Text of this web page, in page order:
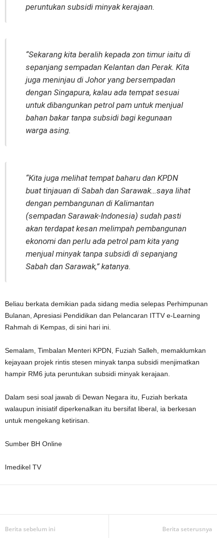
peruntukan subsidi minyak kerajaan.
“Sekarang kita beralih kepada zon timur iaitu di
sepanjang sempadan Kelantan dan Perak. Kita
juga meninjau di Johor yang bersempadan
dengan Singapura, kalau ada tempat sesuai
untuk dibangunkan petrol pam untuk menjual
bahan bakar tanpa subsidi bagi kegunaan
warga asing.
“Kita juga melihat tempat baharu dan KPDN
buat tinjauan di Sabah dan Sarawak…saya lihat
dengan pembangunan di Kalimantan
(sempadan Sarawak-Indonesia) sudah pasti
akan terdapat kesan melimpah pembangunan
ekonomi dan perlu ada petrol pam kita yang
menjual minyak tanpa subsidi di sepanjang
Sabah dan Sarawak,” katanya.
Beliau berkata demikian pada sidang media selepas Perhimpunan
Bulanan, Apresiasi Pendidikan dan Pelancaran ITTV e-Learning
Rahmah di Kempas, di sini hari ini.
Semalam, Timbalan Menteri KPDN, Fuziah Salleh, memaklumkan
kejayaan projek rintis stesen minyak tanpa subsidi menjimatkan
hampir RM6 juta peruntukan subsidi minyak kerajaan.
Dalam sesi soal jawab di Dewan Negara itu, Fuziah berkata
walaupun inisiatif diperkenalkan itu bersifat liberal, ia berkesan
untuk mengekang ketirisan.
Sumber BH Online
Imedikel TV
Berita sebelum ini Berita seterusnya